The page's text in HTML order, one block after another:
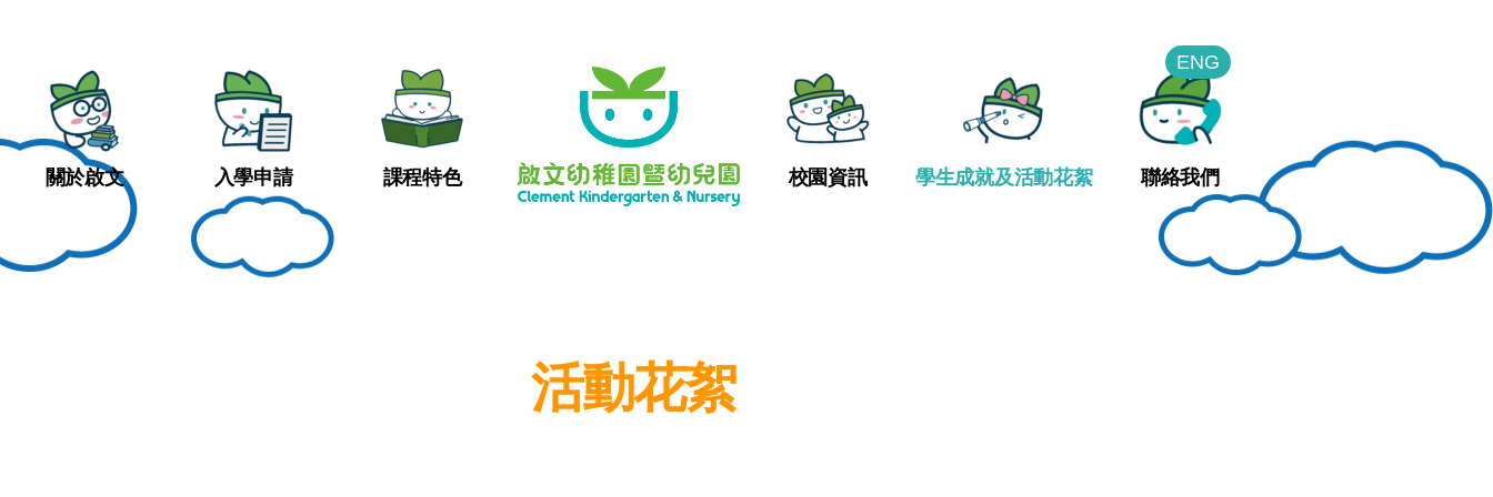
ENG
關於啟文 入學申請 課程特色 校園資訊 學生成就及活動花絮 聯絡我們
活動花絮